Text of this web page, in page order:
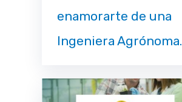
enamorarte de una
Ingeniera Agrónoma.